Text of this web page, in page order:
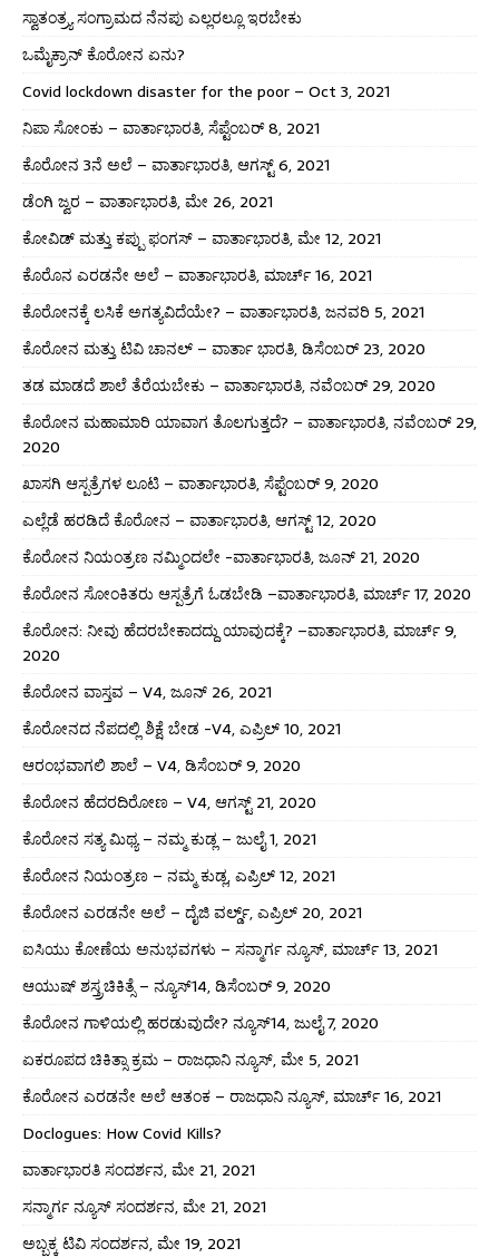
ಸ್ವಾತಂತ್ರ್ಯ ಸಂಗ್ರಾಮದ ನೆನಪು ಎಲ್ಲರಲ್ಲೂ ಇರಬೇಕು
ಒಮೈಕ್ರಾನ್ ಕೊರೋನ ಏನು?
Covid lockdown disaster for the poor – Oct 3, 2021
ನಿಪಾ ಸೋಂಕು – ವಾರ್ತಾಭಾರತಿ, ಸೆಪ್ಟೆಂಬರ್ 8, 2021
ಕೊರೋನ 3ನೆ ಅಲೆ – ವಾರ್ತಾಭಾರತಿ, ಆಗಸ್ಟ್ 6, 2021
ಡೆಂಗಿ ಜ್ವರ – ವಾರ್ತಾಭಾರತಿ, ಮೇ 26, 2021
ಕೋವಿಡ್ ಮತ್ತು ಕಪ್ಪು ಫಂಗಸ್ – ವಾರ್ತಾಭಾರತಿ, ಮೇ 12, 2021
ಕೊರೊನ ಎರಡನೇ ಅಲೆ – ವಾರ್ತಾಭಾರತಿ, ಮಾರ್ಚ್ 16, 2021
ಕೊರೋನಕ್ಕೆ ಲಸಿಕೆ ಅಗತ್ಯವಿದೆಯೇ? – ವಾರ್ತಾಭಾರತಿ, ಜನವರಿ 5, 2021
ಕೊರೋನ ಮತ್ತು ಟಿವಿ ಚಾನಲ್ – ವಾರ್ತಾ ಭಾರತಿ, ಡಿಸೆಂಬರ್ 23, 2020
ತಡ ಮಾಡದೆ ಶಾಲೆ ತೆರೆಯಬೇಕು – ವಾರ್ತಾಭಾರತಿ, ನವೆಂಬರ್ 29, 2020
ಕೊರೋನ ಮಹಾಮಾರಿ ಯಾವಾಗ ತೊಲಗುತ್ತದೆ? – ವಾರ್ತಾಭಾರತಿ, ನವೆಂಬರ್ 29,
2020
ಖಾಸಗಿ ಆಸ್ಪತ್ರೆಗಳ ಲೂಟಿ – ವಾರ್ತಾಭಾರತಿ, ಸೆಪ್ಟೆಂಬರ್ 9, 2020
ಎಲ್ಲೆಡೆ ಹರಡಿದೆ ಕೊರೋನ – ವಾರ್ತಾಭಾರತಿ, ಆಗಸ್ಟ್ 12, 2020
ಕೊರೋನ ನಿಯಂತ್ರಣ ನಮ್ಮಿಂದಲೇ -ವಾರ್ತಾಭಾರತಿ, ಜೂನ್ 21, 2020
ಕೊರೋನ ಸೋಂಕಿತರು ಆಸ್ಪತ್ರೆಗೆ ಓಡಬೇಡಿ –ವಾರ್ತಾಭಾರತಿ, ಮಾರ್ಚ್ 17, 2020
ಕೊರೋನ: ನೀವು ಹೆದರಬೇಕಾದದ್ದು ಯಾವುದಕ್ಕೆ? –ವಾರ್ತಾಭಾರತಿ, ಮಾರ್ಚ್ 9,
2020
ಕೊರೋನ ವಾಸ್ತವ – V4, ಜೂನ್ 26, 2021
ಕೊರೋನದ ನೆಪದಲ್ಲಿ ಶಿಕ್ಷೆ ಬೇಡ -V4, ಎಪ್ರಿಲ್ 10, 2021
ಆರಂಭವಾಗಲಿ ಶಾಲೆ – V4, ಡಿಸೆಂಬರ್ 9, 2020
ಕೊರೋನ ಹೆದರದಿರೋಣ – V4, ಆಗಸ್ಟ್ 21, 2020
ಕೊರೋನ ಸತ್ಯ ಮಿಥ್ಯ – ನಮ್ಮ ಕುಡ್ಲ – ಜುಲೈ 1, 2021
ಕೊರೋನ ನಿಯಂತ್ರಣ – ನಮ್ಮ ಕುಡ್ಲ, ಎಪ್ರಿಲ್ 12, 2021
ಕೊರೋನ ಎರಡನೇ ಅಲೆ – ದೈಜಿ ವರ್ಲ್ಡ್, ಎಪ್ರಿಲ್ 20, 2021
ಐಸಿಯು ಕೋಣೆಯ ಅನುಭವಗಳು – ಸನ್ಮಾರ್ಗ ನ್ಯೂಸ್, ಮಾರ್ಚ್ 13, 2021
ಆಯುಷ್ ಶಸ್ತ್ರಚಿಕಿತ್ಸೆ – ನ್ಯೂಸ್14, ಡಿಸೆಂಬರ್ 9, 2020
ಕೊರೋನ ಗಾಳಿಯಲ್ಲಿ ಹರಡುವುದೇ? ನ್ಯೂಸ್14, ಜುಲೈ 7, 2020
ಏಕರೂಪದ ಚಿಕಿತ್ಸಾ ಕ್ರಮ – ರಾಜಧಾನಿ ನ್ಯೂಸ್, ಮೇ 5, 2021
ಕೊರೋನ ಎರಡನೇ ಅಲೆ ಆತಂಕ – ರಾಜಧಾನಿ ನ್ಯೂಸ್, ಮಾರ್ಚ್ 16, 2021
Doclogues: How Covid Kills?
ವಾರ್ತಾಭಾರತಿ ಸಂದರ್ಶನ, ಮೇ 21, 2021
ಸನ್ಮಾರ್ಗ ನ್ಯೂಸ್ ಸಂದರ್ಶನ, ಮೇ 21, 2021
ಅಬ್ಬಕ್ಕ ಟಿವಿ ಸಂದರ್ಶನ, ಮೇ 19, 2021